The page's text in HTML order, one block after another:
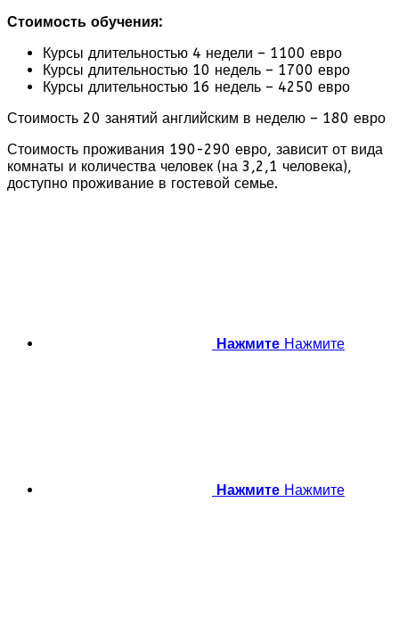
Стоимость обучения:
Курсы длительностью 4 недели – 1100 евро
Курсы длительностью 10 недель – 1700 евро
Курсы длительностью 16 недель – 4250 евро
Стоимость 20 занятий английским в неделю – 180 евро
Стоимость проживания 190-290 евро, зависит от вида
комнаты и количества человек (на 3,2,1 человека),
доступно проживание в гостевой семье.
Нажмите Нажмите
Нажмите Нажмите